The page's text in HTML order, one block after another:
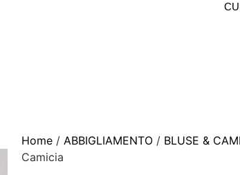
Home / ABBIGLIAMENTO / BLUSE &
Camicia